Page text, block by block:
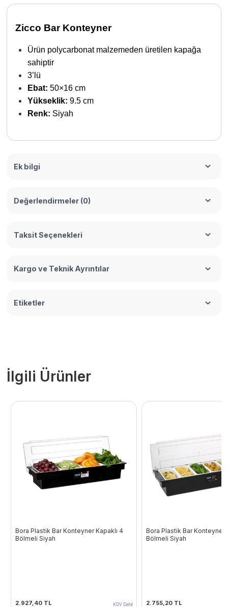
Zicco Bar Konteyner
Ürün polycarbonat malzemeden üretilen kapağa
sahiptir
3’lü
Ebat: 50×16 cm
Yükseklik: 9.5 cm
Renk: Siyah
Ek bilgi
Değerlendirmeler (0)
Taksit Seçenekleri
Kargo ve Teknik Ayrıntılar
Etiketler
İlgili Ürünler
Bora Plastik Bar Konteyner Kapaklı 4
Bölmeli Siyah
2.927,40 TL KDV Dahil
Bora Plastik Bar Konteyner
Bölmeli Siyah
2.755,20 TL